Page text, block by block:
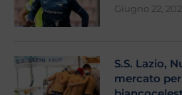
Giugno 22,
S.S. Lazio,
mercato